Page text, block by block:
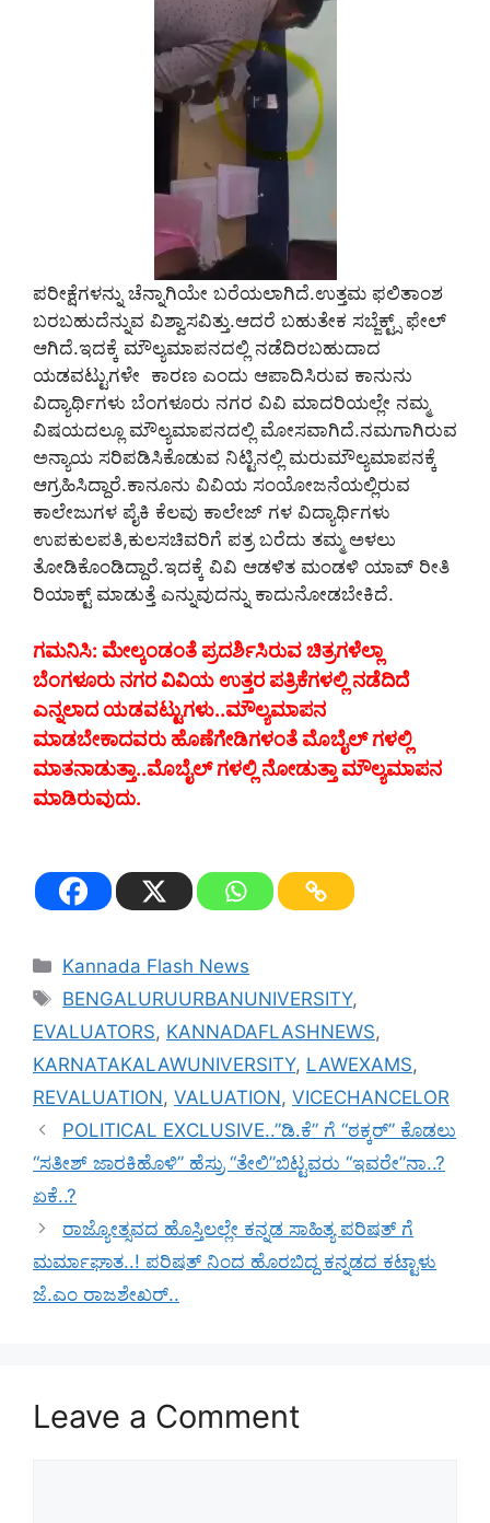
ಪರೀಕ್ಷೆಗಳನ್ನು ಚೆನ್ನಾಗಿಯೇ ಬರೆಯಲಾಗಿದೆ.ಉತ್ತಮ ಫಲಿತಾಂಶ
ಬರಬಹುದೆನ್ನುವ ವಿಶ್ವಾಸವಿತ್ತು.ಆದರೆ ಬಹುತೇಕ ಸಬ್ಜೆಕ್ಟ್ಸ್ ಫೇಲ್
ಆಗಿದೆ.ಇದಕ್ಕೆ ಮೌಲ್ಯಮಾಪನದಲ್ಲಿ ನಡೆದಿರಬಹುದಾದ
ಯಡವಟ್ಟುಗಳೇ ಕಾರಣ ಎಂದು ಆಪಾದಿಸಿರುವ ಕಾನುನು
ವಿದ್ಯಾರ್ಥಿಗಳು ಬೆಂಗಳೂರು ನಗರ ವಿವಿ ಮಾದರಿಯಲ್ಲೇ ನಮ್ಮ
ವಿಷಯದಲ್ಲೂ ಮೌಲ್ಯಮಾಪನದಲ್ಲಿ ಮೋಸವಾಗಿದೆ.ನಮಗಾಗಿರುವ
ಅನ್ಯಾಯ ಸರಿಪಡಿಸಿಕೊಡುವ ನಿಟ್ಟಿನಲ್ಲಿ ಮರುಮೌಲ್ಯಮಾಪನಕ್ಕೆ
ಆಗ್ರಹಿಸಿದ್ದಾರೆ.ಕಾನೂನು ವಿವಿಯ ಸಂಯೋಜನೆಯಲ್ಲಿರುವ
ಕಾಲೇಜುಗಳ ಪೈಕಿ ಕೆಲವು ಕಾಲೇಜ್ ಗಳ ವಿದ್ಯಾರ್ಥಿಗಳು
ಉಪಕುಲಪತಿ,ಕುಲಸಚಿವರಿಗೆ ಪತ್ರ ಬರೆದು ತಮ್ಮ ಅಳಲು
ತೋಡಿಕೊಂಡಿದ್ದಾರೆ.ಇದಕ್ಕೆ ವಿವಿ ಆಡಳಿತ ಮಂಡಳಿ ಯಾವ್ ರೀತಿ
ರಿಯಾಕ್ಟ್ ಮಾಡುತ್ತೆ ಎನ್ನುವುದನ್ನು ಕಾದುನೋಡಬೇಕಿದೆ.
ಗಮನಿಸಿ: ಮೇಲ್ಕಂಡಂತೆ ಪ್ರದರ್ಶಿಸಿರುವ ಚಿತ್ರಗಳೆಲ್ಲಾ
ಬೆಂಗಳೂರು ನಗರ ವಿವಿಯ ಉತ್ತರ ಪತ್ರಿಕೆಗಳಲ್ಲಿ ನಡೆದಿದೆ
ಎನ್ನಲಾದ ಯಡವಟ್ಟುಗಳು..ಮೌಲ್ಯಮಾಪನ
ಮಾಡಬೇಕಾದವರು ಹೊಣೆಗೇಡಿಗಳಂತೆ ಮೊಬೈಲ್ ಗಳಲ್ಲಿ
ಮಾತನಾಡುತ್ತಾ..ಮೊಬೈಲ್ ಗಳಲ್ಲಿ ನೋಡುತ್ತಾ ಮೌಲ್ಯಮಾಪನ
ಮಾಡಿರುವುದು.
Categories
Kannada Flash News
Tags
BENGALURUURBANUNIVERSITY,
EVALUATORS, KANNADAFLASHNEWS,
KARNATAKALAWUNIVERSITY, LAWEXAMS,
REVALUATION, VALUATION, VICECHANCELOR
POLITICAL EXCLUSIVE..”ಡಿ.ಕೆ” ಗೆ “ಠಕ್ಕರ್” ಕೊಡಲು
“ಸತೀಶ್ ಜಾರಕಿಹೊಳಿ” ಹೆಸ್ರು “ತೇಲಿ”ಬಿಟ್ಟವರು “ಇವರೇ”ನಾ..?
ಏಕೆ..?
ರಾಜ್ಯೋತ್ಸವದ ಹೊಸ್ತಿಲಲ್ಲೇ ಕನ್ನಡ ಸಾಹಿತ್ಯ ಪರಿಷತ್ ಗೆ
ಮರ್ಮಾಘಾತ..! ಪರಿಷತ್ ನಿಂದ ಹೊರಬಿದ್ದ ಕನ್ನಡದ ಕಟ್ಟಾಳು
ಜೆ.ಎಂ ರಾಜಶೇಖರ್..
Leave a Comment